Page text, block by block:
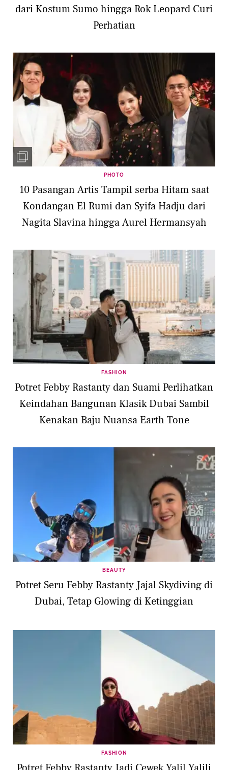
dari Kostum Sumo hingga Rok Leopard Curi
Perhatian
PHOTO
10 Pasangan Artis Tampil serba Hitam saat
Kondangan El Rumi dan Syifa Hadju dari
Nagita Slavina hingga Aurel Hermansyah
FASHION
Potret Febby Rastanty dan Suami Perlihatkan
Keindahan Bangunan Klasik Dubai Sambil
Kenakan Baju Nuansa Earth Tone
BEAUTY
Potret Seru Febby Rastanty Jajal Skydiving di
Dubai, Tetap Glowing di Ketinggian
FASHION